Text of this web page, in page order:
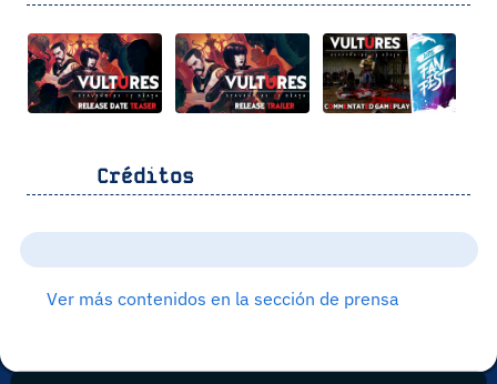
Créditos
Ver más contenidos en la sección de prensa